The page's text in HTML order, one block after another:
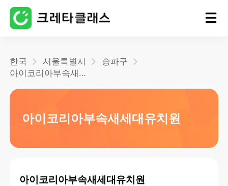
블로그
한국 서울특별시
송파구
아이코리아부속새세대유치원
아이코리아부속새세대유치원
아이코리아부속새세대유치원